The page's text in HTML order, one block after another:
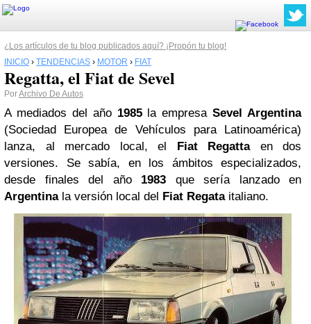
¿Los artículos de tu blog publicados aquí? ¡Propón tu blog!
INICIO › TENDENCIAS › MOTOR › FIAT
Regatta, el Fiat de Sevel
PorArchivo De Autos
A mediados del año 1985la empresaSevel Argentina
(Sociedad Europea de Vehículos para Latinoamérica)
lanza, al mercado local, el FiatRegattaen dos
versiones. Se sabía, en los ámbitos especializados,
desde finales del año 1983 que sería lanzado en
Argentinala versión local del Fiat Regata italiano.